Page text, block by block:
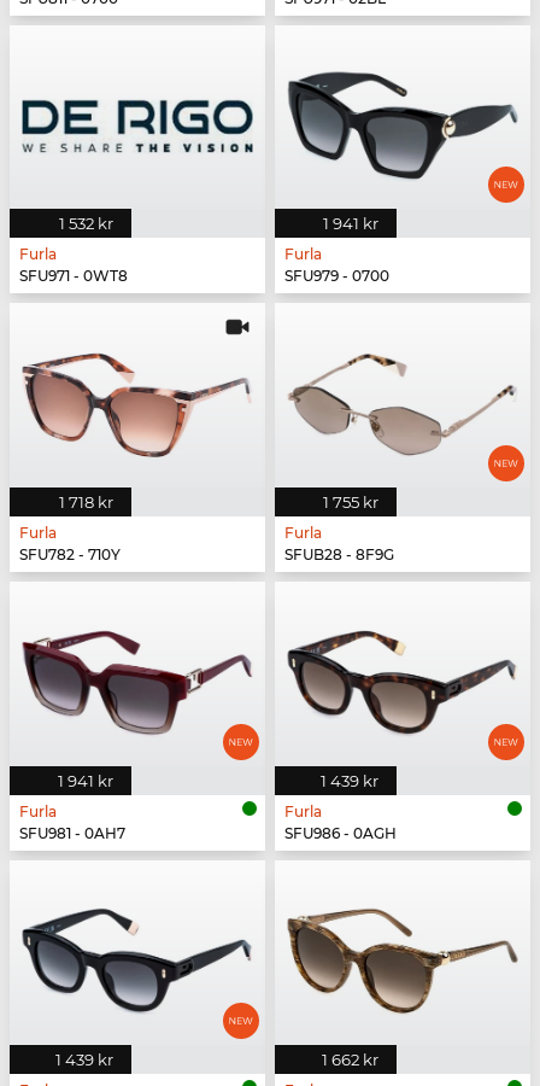
1 532 kr
Furla
SFU971 - 0WT8
1 941 kr
Furla
SFU979 - 0700
1 718 kr
Furla
SFU782 - 710Y
1 755 kr
Furla
SFUB28 - 8F9G
1 941 kr
Furla
SFU981 - 0AH7
1 439 kr
Furla
SFU986 - 0AGH
1 439 kr 1 662 kr